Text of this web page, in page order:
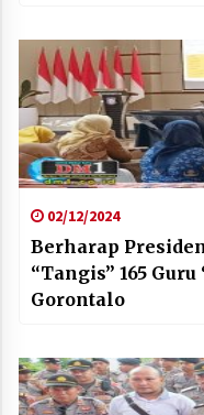
02/12/2024
Berharap
“Tangis” 165
Gorontalo